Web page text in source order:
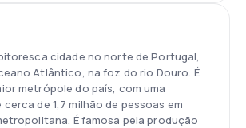
cidade no norte de Portugal,
Atlântico, na foz do rio Douro. É
metrópole do país, com uma
de 1,7 milhão de pessoas em
É famosa pela produção